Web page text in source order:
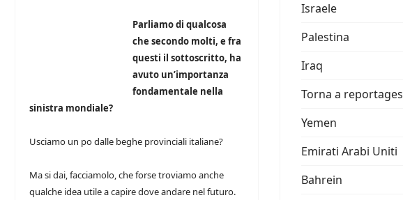
Parliamo di qualcosa
che secondo molti, e fra
questi il sottoscritto, ha
avuto un’importanza
fondamentale nella
sinistra mondiale?
Usciamo un po dalle beghe provinciali italiane?
Ma si dai, facciamolo, che forse troviamo anche
qualche idea utile a capire dove andare nel futuro.
Israele
Palestina
Iraq
Torna a reportages
Yemen
Emirati Arabi Uniti
Bahrein